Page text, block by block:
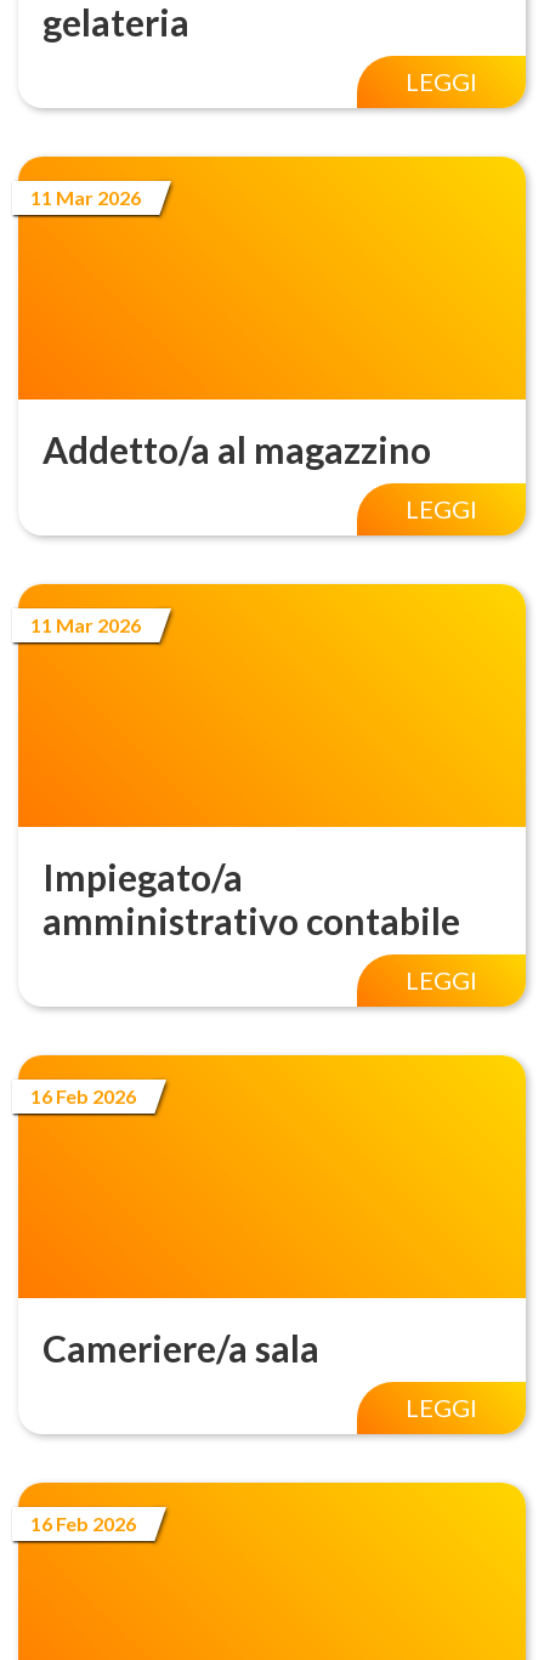
gelateria
LEGGI
11 Mar 2026
Addetto/a al magazzino
LEGGI
11 Mar 2026
Impiegato/a
amministrativo contabile
LEGGI
16 Feb 2026
Cameriere/a sala
LEGGI
16 Feb 2026